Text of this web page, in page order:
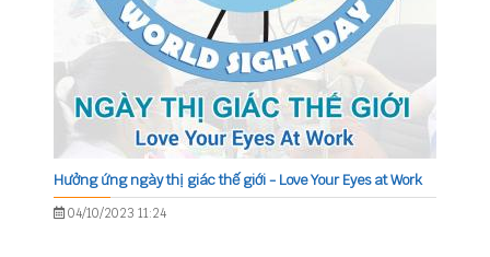
Hưởng ứng ngày thị giác thế giới - Love Your Eyes at Work
04/10/2023 11:24